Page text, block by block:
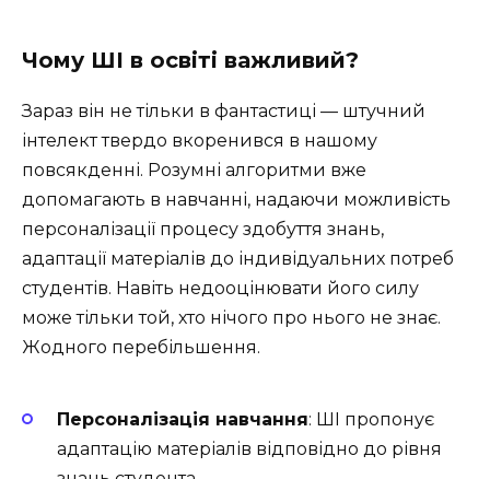
Чому ШІ в освіті важливий?
Зараз він не тільки в фантастиці — штучний
інтелект твердо вкоренився в нашому
повсякденні. Розумні алгоритми вже
допомагають в навчанні, надаючи можливість
персоналізації процесу здобуття знань,
адаптації матеріалів до індивідуальних потреб
студентів. Навіть недооцінювати його силу
може тільки той, хто нічого про нього не знає.
Жодного перебільшення.
Персоналізація навчання: ШІ пропонує
адаптацію матеріалів відповідно до рівня